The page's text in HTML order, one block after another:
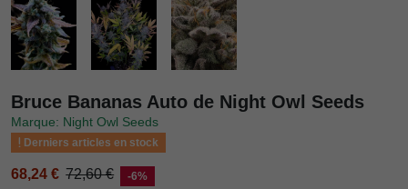
Bruce Bananas Auto de Night Owl Seeds
Marque: Night Owl Seeds
Derniers articles en stock
68,24 € 72,60 € -6%